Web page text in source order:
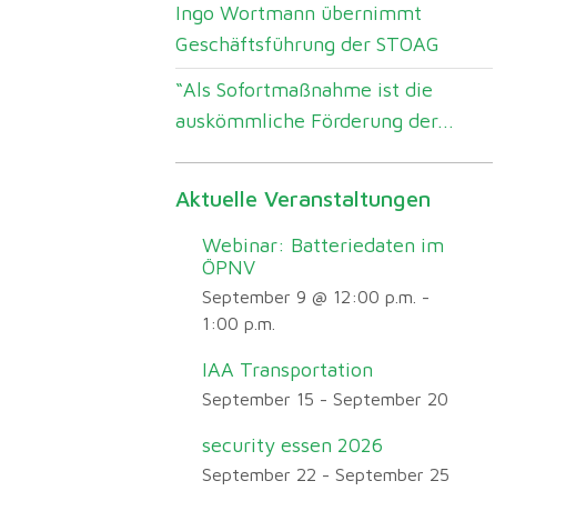
Ingo Wortmann übernimmt
Geschäftsführung der STOAG
“Als Sofortmaßnahme ist die
auskömmliche Förderung der...
Aktuelle Veranstaltungen
Webinar: Batteriedaten im
ÖPNV
September 9 @ 12:00 p.m. -
1:00 p.m.
IAA Transportation
September 15 -September 20
security essen 2026
September 22 -September 25